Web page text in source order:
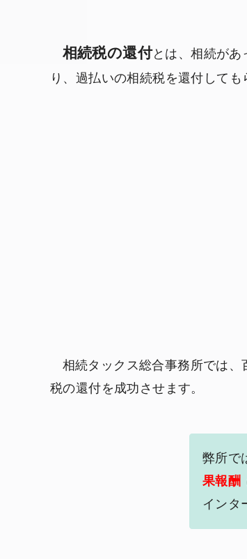
相続税の還付とは、相続があ
り、過払いの相続税を還付しても
相続タックス総合事務所では、
税の還付を成功させます。
弊所で
果報酬
インタ